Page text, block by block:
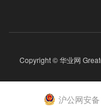
Copyright © 华业网
沪公网安